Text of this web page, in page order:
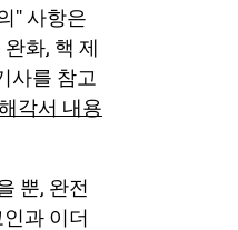
" 사항은
화, 핵 제
사를 참고
각서 내용
뿐, 완전
과 이더